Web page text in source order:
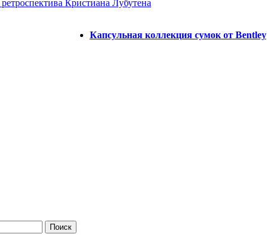
Кристиана Лубутена
Капсульная коллекция сумок от Bentley